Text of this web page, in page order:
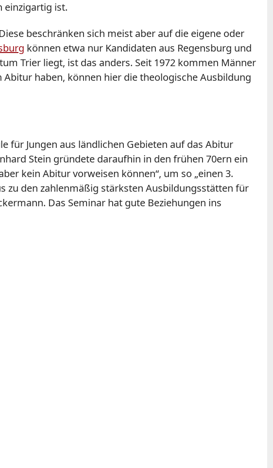
einzigartig ist.
beschränken sich meist aber auf die eigene oder
können etwa nur Kandidaten aus Regensburg und
Trier liegt, ist das anders. Seit 1972 kommen Männer
haben, können hier die theologische Ausbildung
für Jungen aus ländlichen Gebieten auf das Abitur
Stein gründete daraufhin in den frühen 70ern ein
kein Abitur vorweisen können“, um so „einen 3.
zu den zahlenmäßig stärksten Ausbildungsstätten für
Das Seminar hat gute Beziehungen ins